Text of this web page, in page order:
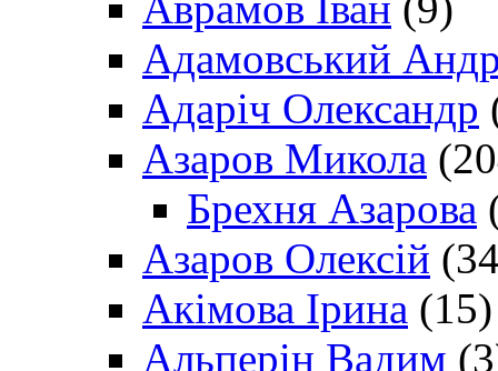
Адамовський
Адаріч Олександр
Азаров Микола
Брехня Азарова
Азаров Олексій
Акімова Ірина (15)
Альперін Вадим